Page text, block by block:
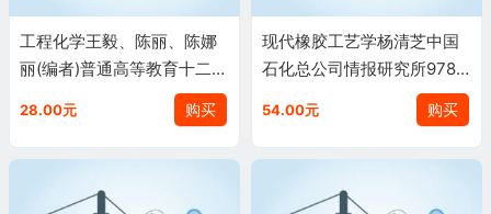
工程化学王毅、陈丽、陈娜
丽(编者)普通高等教育十二五
规划教材9787511423214
28.00元 购买
现代橡胶工艺学杨清芝中国
石化总公司情报研究所9787
54.00元 购买